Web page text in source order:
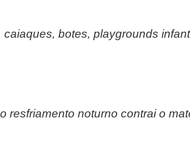
botes, playgrounds
resfriamento noturno contrai o